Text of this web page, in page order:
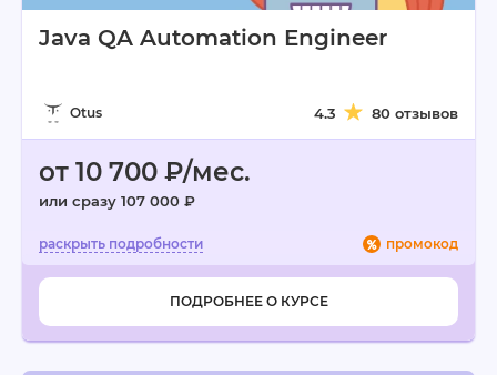
Java QA Automation Engineer
Otus 4.3 80 отзывов
от 10 700 ₽/мес.
или сразу 107 000 ₽
промокод
ПОДРОБНЕЕ О КУРСЕ